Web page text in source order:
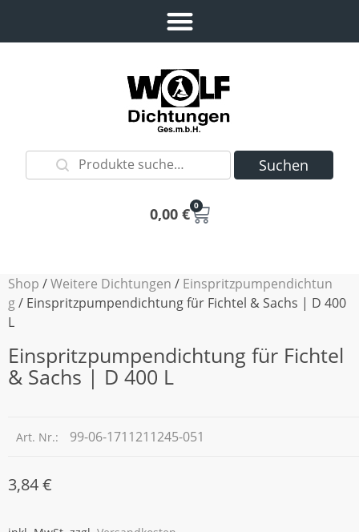
Suchen
0,00 € 0
Shop /Weitere Dichtungen / Einspritzpumpendichtun
g/ Einspritzpumpendichtung für Fichtel & Sachs | D 400
L
Einspritzpumpendichtung für Fichtel
& Sachs | D 400 L
Art. Nr.: 99-06-1711211245-051
3,84€